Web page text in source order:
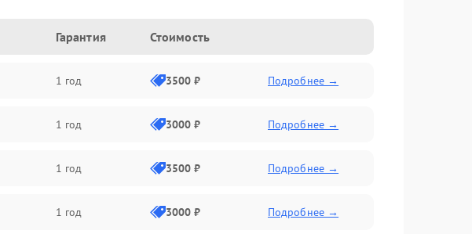
Гарантия Стоимость
1 год 3500 ₽ Подробнее →
1 год 3000 ₽ Подробнее →
1 год 3500 ₽ Подробнее →
1 год 3000 ₽ Подробнее →